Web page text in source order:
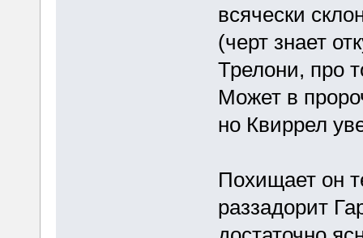
всячески
(черт знает
Трелони, про
Может в
но Квиррел
Похищает он
раззадорит